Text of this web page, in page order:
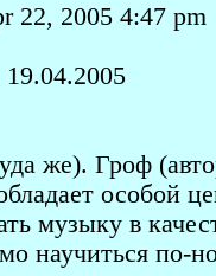
22, 2005 4:47 pm
19.04.2005
же). Гроф
особой
музыку в
научиться по-